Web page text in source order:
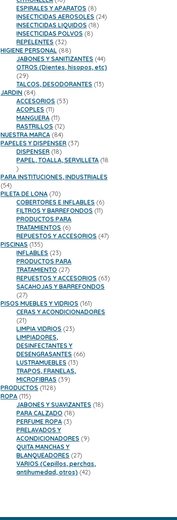
productos
ESPIRALES Y APARATOS 88
productos
INSECTICIDAS AEROSOLES 2424
INSECTICIDAS LIQUIDOS 1818
INSECTICIDAS POLVOS 88
REPELENTES 3232
productos
HIGIENE PERSONAL 8888
productos
JABONES Y SANITIZANTES 4444
productos
OTROS (Dientes, hisopos, etc)
2929
productos
TALCOS, DESODORANTES 1313
JARDIN 8484
productos
ACCESORIOS 5353
ACOPLES 1111
productos
MANGUERA 1111
productos
RASTRILLOS 1212
productos
NUESTRA MARCA 8484
productos
PAPELES Y DISPENSER 3737
DISPENSER 1818
productos
PAPEL, TOALLA, SERVILLETA 18
18
productos
PARA INSTITUCIONES, INDUSTRIALES
5454
productos
PILETA DE LONA 7070
productos
COBERTORES E INFLABLES 66
productos
FILTROS Y BARREFONDOS 1111
PRODUCTOS PARA
TRATAMIENTOS 66
productos
REPUESTOS Y ACCESORIOS 4747
PISCINAS 135135
productos
INFLABLES 2323
productos
PRODUCTOS PARA
TRATAMIENTO 2727
productos
REPUESTOS Y ACCESORIOS 6363
SACAHOJAS Y BARREFONDOS
2727
productos
PISOS MUEBLES Y VIDRIOS 161161
productos
CERAS Y ACONDICIONADORES
2121
productos
LIMPIA VIDRIOS 2323
LIMPIADORES,
DESINFECTANTES Y
DESENGRASANTES 6666
LUSTRAMUEBLES 1313
TRAPOS, FRANELAS,
MICROFIBRAS 3939
PRODUCTOS 11281128
ROPA 115115
productos
JABONES Y SUAVIZANTES 1818
PARA CALZADO 1818
PERFUME ROPA 33
PRELAVADOS Y
ACONDICIONADORES 99
QUITA MANCHAS Y
BLANQUEADORES 2727
productos
VARIOS (Cepillos, perchas,
antihumedad, otros) 4242